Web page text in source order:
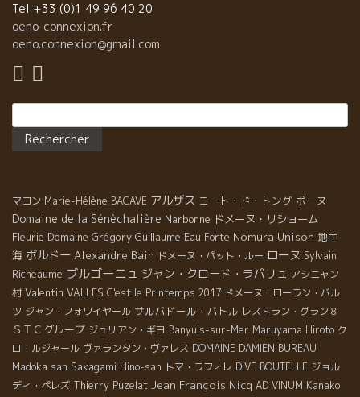
Tel +33 (0)1 49 96 40 20
oeno-connexion.fr
oeno.connexion@gmail.com
マコン Marie-Hélène BACAVE アルザス コート・ド・トング ボーヌ
Domaine de la Sénèchalière Narbonne ドメーヌ・リショーム
Fleurie Domaine Grégory Guillaume Eau Forte Nomura Unison 地中
海 ボルドー Alexandre Bain ドメーヌ・パット・ルー ローヌ Sylvain
Richeaume ブルゴーニュ ジャン・クロード・ラパリュ アシニャン
村 Valentin VALLES C'est le Printemps 2017 ドメーヌ・ローラン・バル
ツ ジャン・フォワイヤール サルバドール・バトル レストラン・グラン８
ＳＴＣグループ ジュリアン・ギヨ Banyuls-sur-Mer Maruyama Hiroto ク
ロ・ルジャール ヴァランタン・ヴァレス DOMAINE DAMIEN BUREAU
Madoka san Sakagami Hino-san トマ・ラフォレ DIVE BOUTELLE ジョル
ディ・ペレズ Thierry Puzelat Jean François Nicq AD VINUM Kanako